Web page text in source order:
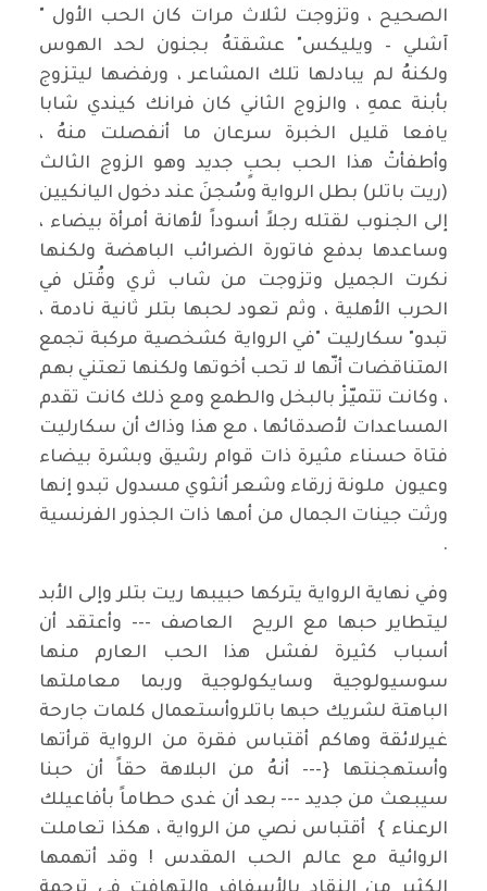
الصحيح ، وتزوجت لثلاث مرات كان الحب الأول "
آشلي – ويليكس" عشقتهُ بجنون لحد الهوس
ولكنهُ لم يبادلها تلك المشاعر ، ورفضها ليتزوج
بأبنة عمهِ ، والزوج الثاني كان فرانك كيندي شابا
يافعا قليل الخبرة سرعان ما أنفصلت منهُ ،
وأطفأتْ هذا الحب بحبٍ جديد وهو الزوج الثالث
(ريت باتلر) بطل الرواية وسُجنَ عند دخول اليانكيين
إلى الجنوب لقتله رجلاً أسوداً لأهانة أمرأة بيضاء ،
وساعدها بدفع فاتورة الضرائب الباهضة ولكنها
نكرت الجميل وتزوجت من شاب ثري وقُتل في
الحرب الأهلية ، وثم تعود لحبها بتلر ثانية نادمة ،
تبدو" سكارليت "في الرواية كشخصية مركبة تجمع
المتناقضات أنّها لا تحب أخوتها ولكنها تعتني بهم
، وكانت تتميّزْ بالبخل والطمع ومع ذلك كانت تقدم
المساعدات لأصدقائها ، مع هذا وذاك أن سكارليت
فتاة حسناء مثيرة ذات قوام رشيق وبشرة بيضاء
وعيون ملونة زرقاء وشعر أنثوي مسدول تبدو إنها
ورثت جينات الجمال من أمها ذات الجذور الفرنسية
.
وفي نهاية الرواية يتركها حبيبها ريت بتلر وإلى الأبد
ليتطاير حبها مع الريح العاصف --- وأعتقد أن
أسباب كثيرة لفشل هذا الحب العارم منها
سوسيولوجية وسايكولوجية وربما معاملتها
الباهتة لشريك حبها باتلروأستعمال كلمات جارحة
غيرلائقة وهاكم أقتباس فقرة من الرواية قرأتها
وأستهجنتها {--- أنهُ من البلاهة حقاً أن حبنا
سيبعث من جديد --- بعد أن غدى حطاماً بأفاعيلك
الرعناء } أقتباس نصي من الرواية ، هكذا تعاملت
الروائية مع عالم الحب المقدس ! وقد أتهمها